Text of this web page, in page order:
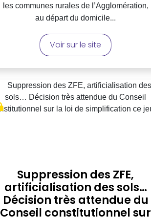
les communes rurales de l’Agglomération,
au départ du domicile...
Voir sur le site
Suppression des ZFE,
artificialisation des sols…
Décision très attendue du
Conseil constitutionnel sur